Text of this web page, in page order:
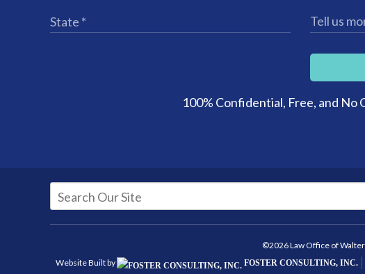
100% Confidential, Free, and No
©2026 Law Office of Walter
Website Built by
FOSTER CONSULTING, INC.